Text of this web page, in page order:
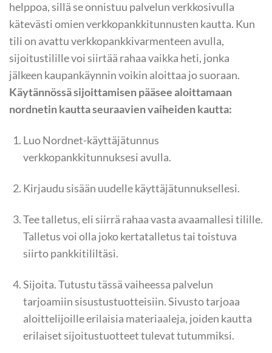
helppoa, sillä se onnistuu palvelun verkkosivulla
kätevästi omien verkkopankkitunnusten kautta. Kun
tili on avattu verkkopankkivarmenteen avulla,
sijoitustilille voi siirtää rahaa vaikka heti, jonka
jälkeen kaupankäynnin voikin aloittaa jo suoraan.
Käytännössä sijoittamisen pääsee aloittamaan
nordnetin kautta seuraavien vaiheiden kautta:
Luo Nordnet-käyttäjätunnus
verkkopankkitunnuksesi avulla.
Kirjaudu sisään uudelle käyttäjätunnuksellesi.
Tee talletus, eli siirrä rahaa vasta avaamallesi tilille.
Talletus voi olla joko kertatalletus tai toistuva
siirto pankkitililtäsi.
Sijoita. Tutustu tässä vaiheessa palvelun
tarjoamiin sisustustuotteisiin. Sivusto tarjoaa
aloittelijoille erilaisia materiaaleja, joiden kautta
erilaiset sijoitustuotteet tulevat tutummiksi.